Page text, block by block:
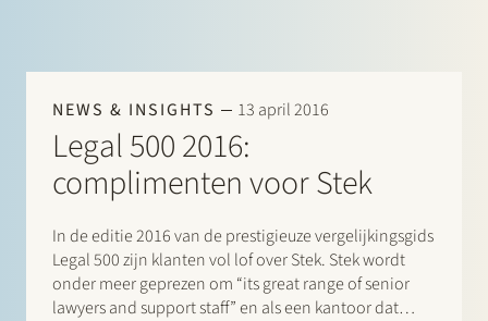
NEWS & INSIGHTS 13 april 2016
Legal 500 2016:
complimenten voor Stek
In de editie 2016 van de prestigieuze vergelijkingsgids
Legal 500 zijn klanten vol lof over Stek. Stek wordt
onder meer geprezen om “its great range of senior
lawyers and support staff” en als een kantoor dat